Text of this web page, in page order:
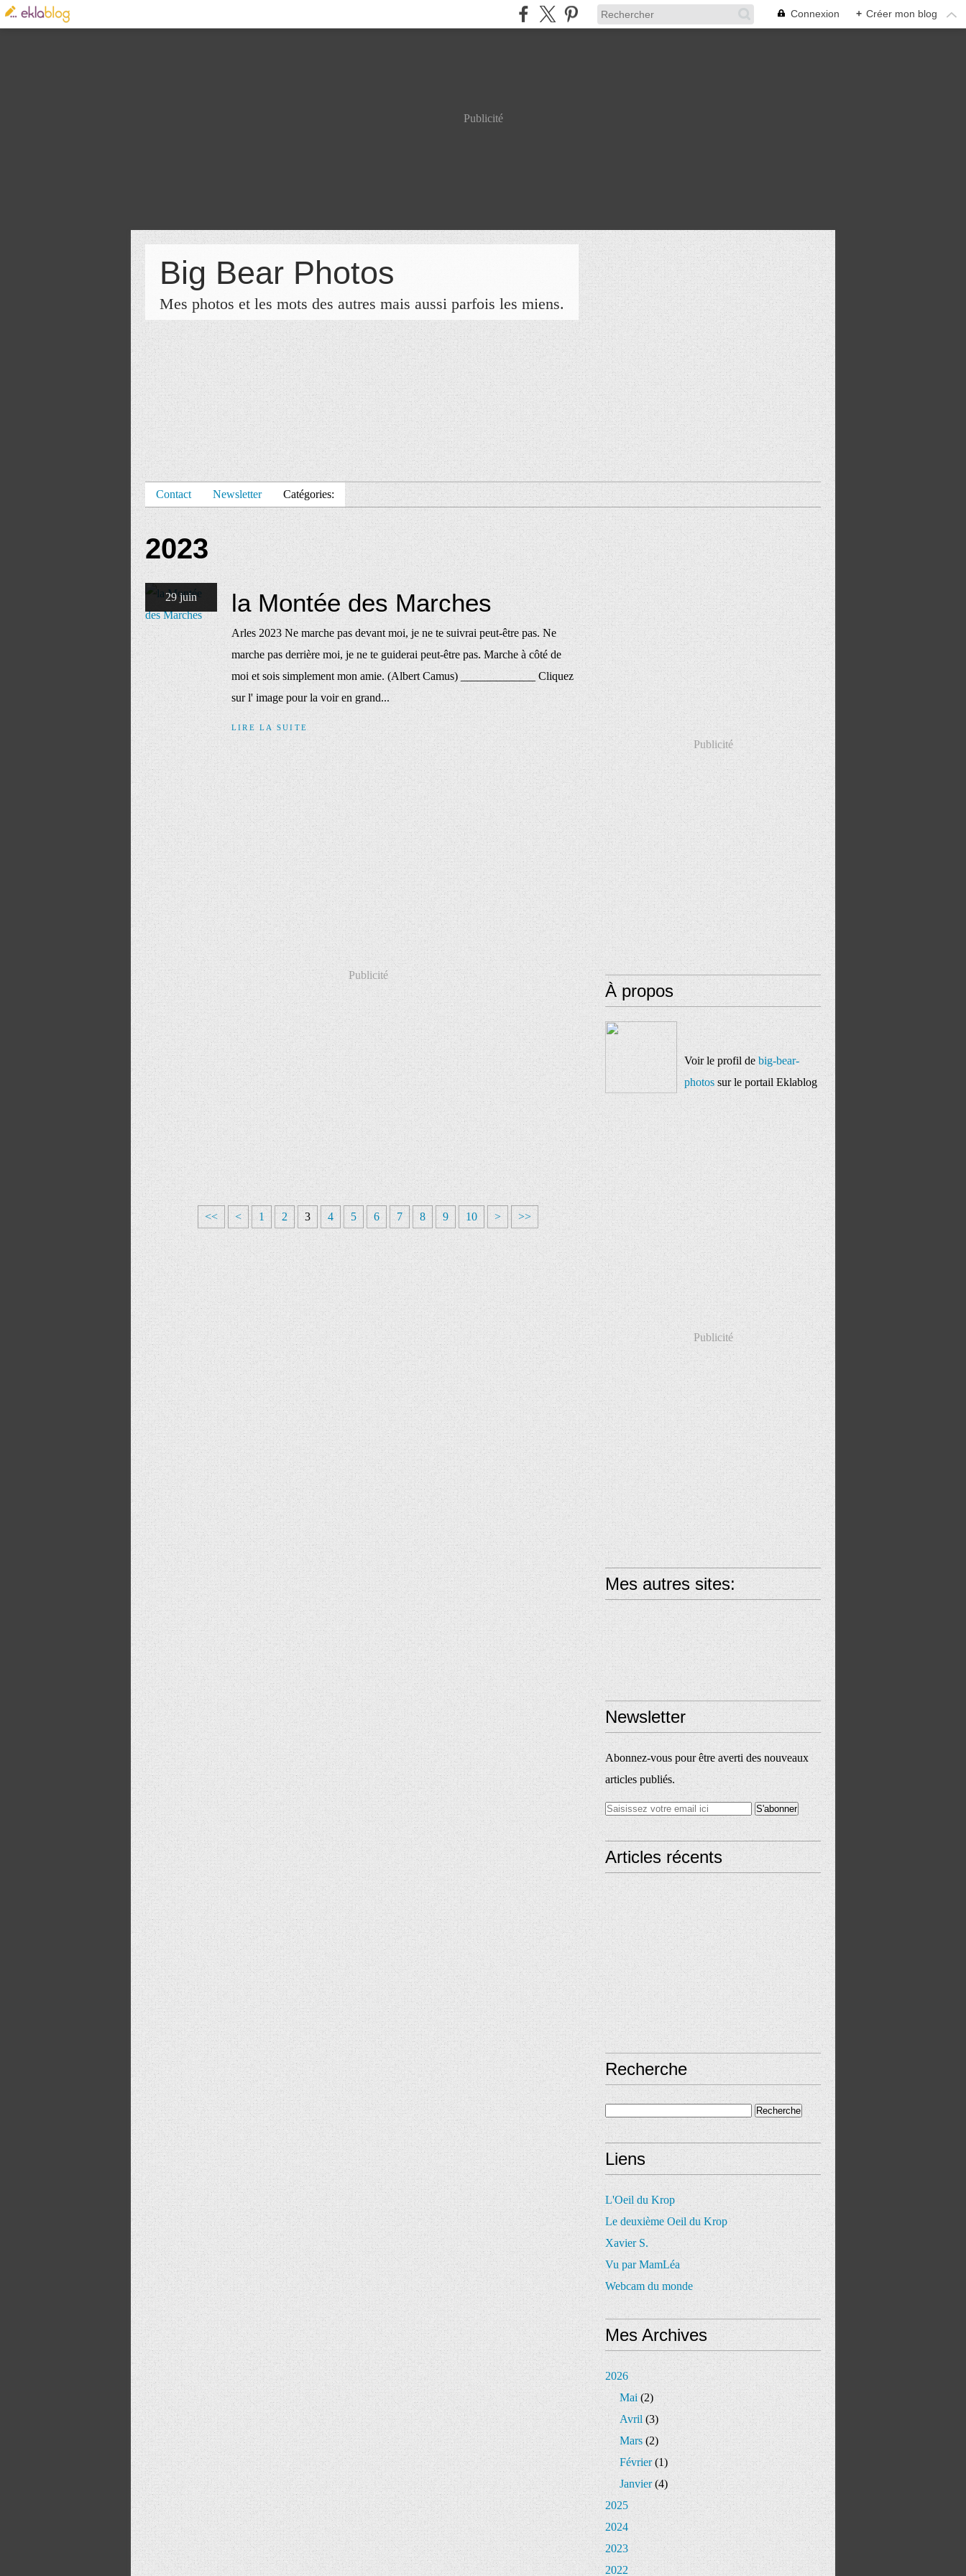
Connexion + Créer mon blog
Publicité
Big Bear Photos
Mes photos et les mots des autres mais aussi parfois les miens.
Contact Newsletter Catégories:
2023
29 juin la Montée des Marches
Arles 2023 Ne marche pas devant moi, je ne te suivrai peut-être pas. Ne
marche pas derrière moi, je ne te guiderai peut-être pas. Marche à côté de
moi et sois simplement mon amie. (Albert Camus) _____________ Cliquez
sur l' image pour la voir en grand...
LIRE LA SUITE
Publicité
<< < 1 2 3 4 5 6 7 8 9 10 > >>
Publicité
À propos
Voir le profil debig-bear-
photossur le portail Eklablog
Publicité
Mes autres sites:
Newsletter
Abonnez-vous pour être averti des nouveaux
articles publiés.
Articles récents
Recherche
Liens
L'Oeil du Krop
Le deuxième Oeil du Krop
Xavier S.
Vu par MamLéa
Webcam du monde
Mes Archives
2026
Mai(2)
Avril(3)
Mars(2)
Février(1)
Janvier(4)
2025
2024
2023
2022